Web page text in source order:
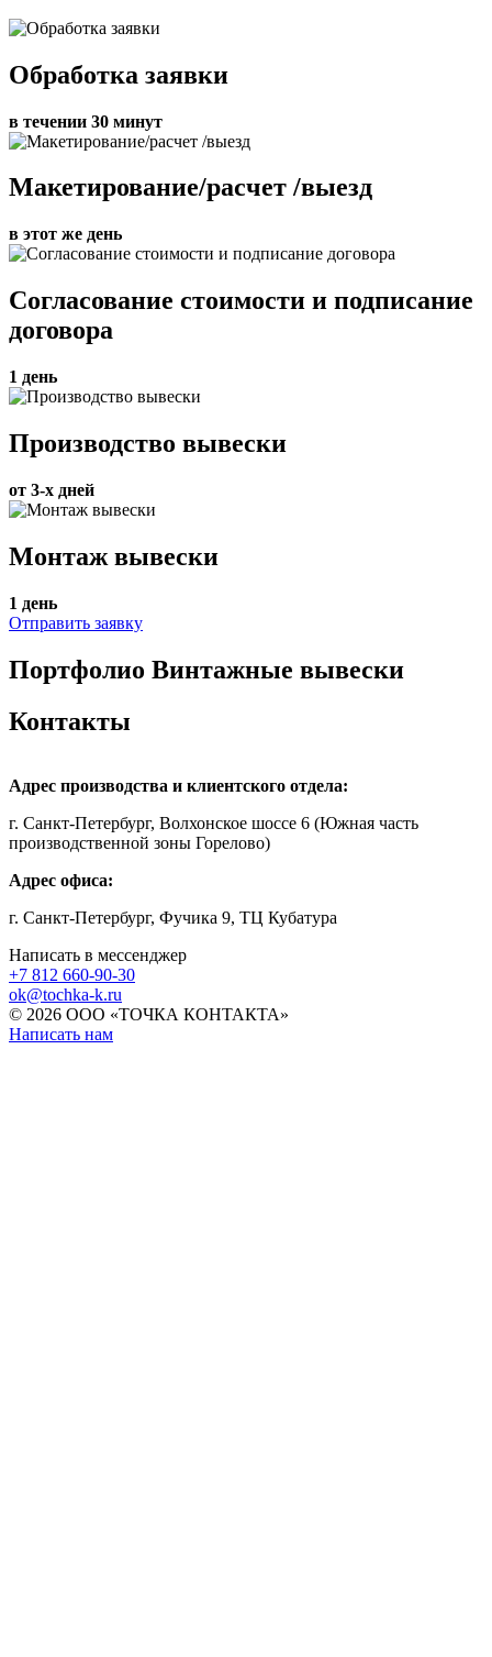
Обработка заявки
в течении 30 минут
Макетирование/расчет /выезд
в этот же день
Согласование стоимости и подписание
договора
1 день
Производство вывески
от 3-х дней
Монтаж вывески
1 день
Отправить заявку
Портфолио Винтажные вывески
Контакты
Адрес производства и клиентского отдела:
г. Санкт-Петербург, Волхонское шоссе 6 (Южная часть
производственной зоны Горелово)
Адрес офиса:
г. Санкт-Петербург, Фучика 9, ТЦ Кубатура
Написать в мессенджер
+7 812 660-90-30
ok@tochka-k.ru
© 2026 ООО «ТОЧКА КОНТАКТА»
Написать нам